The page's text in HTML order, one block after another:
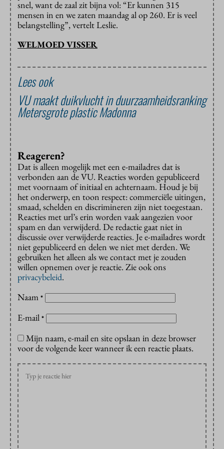
snel, want de zaal zit bijna vol: “Er kunnen 315
mensen in en we zaten maandag al op 260. Er is veel
belangstelling”, vertelt Leslie.
WELMOED VISSER
Lees ook
VU maakt duikvlucht in duurzaamheidsranking
Metersgrote plastic Madonna
Reageren?
Dat is alleen mogelijk met een e-mailadres dat is
verbonden aan de VU. Reacties worden gepubliceerd
met voornaam of initiaal en achternaam. Houd je bij
het onderwerp, en toon respect: commerciële uitingen,
smaad, schelden en discrimineren zijn niet toegestaan.
Reacties met url’s erin worden vaak aangezien voor
spam en dan verwijderd. De redactie gaat niet in
discussie over verwijderde reacties. Je e-mailadres wordt
niet gepubliceerd en delen we niet met derden. We
gebruiken het alleen als we contact met je zouden
willen opnemen over je reactie. Zie ook ons
privacybeleid.
Naam *
E-mail *
Mijn naam, e-mail en site opslaan in deze browser
voor de volgende keer wanneer ik een reactie plaats.